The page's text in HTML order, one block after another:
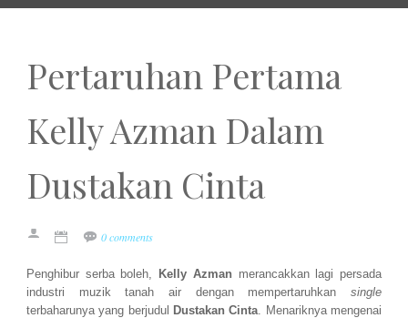
Pertaruhan Pertama
Kelly Azman Dalam
Dustakan Cinta
0 comments
Penghibur serba boleh, Kelly Azman merancakkan lagi persada
industri muzik tanah air dengan mempertaruhkan single
terbaharunya yang berjudul Dustakan Cinta. Menariknya mengenai